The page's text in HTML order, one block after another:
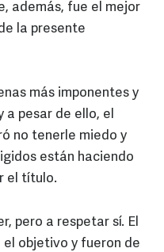
además, fue el mejor
la presente
más imponentes y
a pesar de ello, el
no tenerle miedo y
están haciendo
el título.
pero a respetar sí. El
objetivo y fueron de